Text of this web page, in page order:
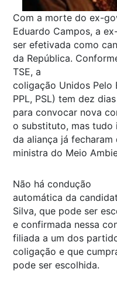
Com a morte do ex-
Eduardo Campos, a
ser efetivada como
da República.
TSE, a
coligação Unidos Pelo
PPL, PSL) tem dez dias
para convocar nova
o substituto, mas tudo
da aliança já
ministra do Meio
Não há condução
automática da
Silva, que pode ser
e confirmada nessa
filiada a um dos
coligação e que
pode ser escolhida.